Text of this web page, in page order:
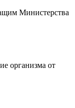
Министерства
организма от